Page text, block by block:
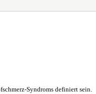
Syndroms definiert sein.